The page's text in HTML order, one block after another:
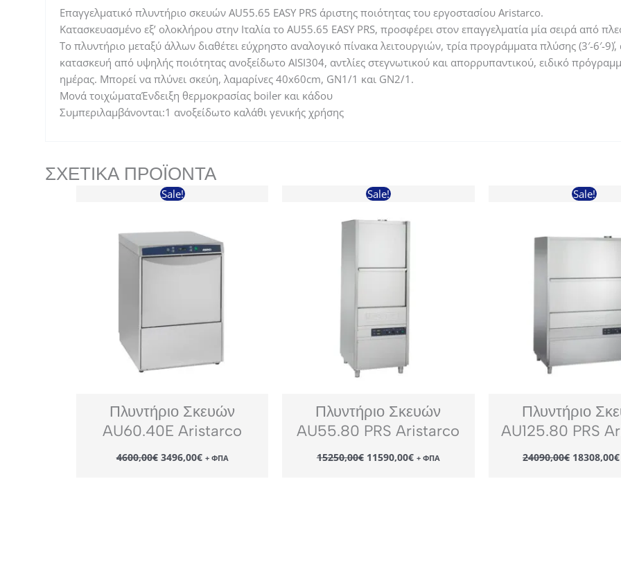
Επαγγελματικό πλυντήριο σκευών AU55.65 EASY PRS άριστης ποιότητας του εργοστασίου Aristarco.
Κατασκευασμένο εξ’ ολοκλήρου στην Ιταλία το AU55.65 EASY PRS, προσφέρει στον επαγγελματία μία σειρά από
Το πλυντήριο μεταξύ άλλων διαθέτει εύχρηστο αναλογικό πίνακα λειτουργιών, τρία προγράμματα πλύσης (3′-6′-
κατασκευή από υψηλής ποιότητας ανοξείδωτο AISI304, αντλίες στεγνωτικού και απορρυπαντικού, ειδικό
ημέρας. Μπορεί να πλύνει σκεύη, λαμαρίνες 40x60cm, GN1/1 και GN2/1.
Μονά τοιχώματαΈνδειξη θερμοκρασίας boiler και κάδου
Συμπεριλαμβάνονται:1 ανοξείδωτο καλάθι γενικής χρήσης
ΣΧΕΤΙΚΆ ΠΡΟΪΌΝΤΑ
Sale!
Πλυντήριο Σκευών
AU60.40E Aristarco
4600,00€ Original
price
3496,00€Η
τρέχουσα
+ ΦΠΑ
Sale!
Πλυντήριο Σκευών
AU55.80 PRS Aristarco
15250,00€ Original
price
11590,00€Η
τρέχουσα
+ ΦΠΑ
Sale!
Πλυντήριο
AU125.80 PRS
24090,00€ Original
price
18308,00€